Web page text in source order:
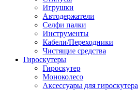
Игрушки
Автодержатели
Селфи палки
Инструменты
Кабели/Переходники
Чистящие средства
Гироскутеры
Гироскутер
Моноколесо
Аксессуары для гироскутера